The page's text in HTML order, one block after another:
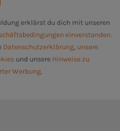
erklärst du dich mit unseren
einverstanden.
Datenschutzerklärung, unsere
und unsere Hinweise zu
Werbung.